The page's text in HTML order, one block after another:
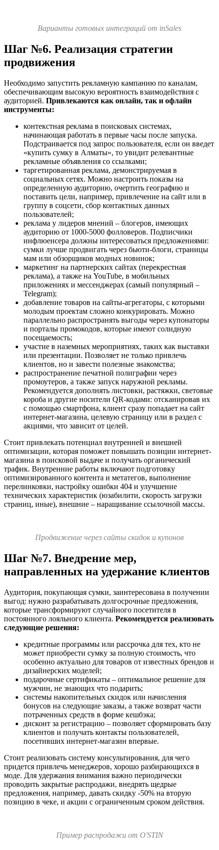
Варианты готовых интеграций от inSales
Шаг №6. Реализация стратегии
продвижения
Необходимо запустить рекламную кампанию по каналам,
обеспечивающим высокую вероятность взаимодействия с
аудиторией. Привлекаются как онлайн, так и офлайн
инструменты:
контекстная реклама в поисковых системах,
начинающая работать в первые часы после запуска.
Подстраивается под запрос пользователя, если он введет
«купить сумку в Алматы», то увидит релевантные
рекламные объявления со ссылками;
таргетированная реклама, демонстрируемая в
социальных сетях. Можно настроить показы на
определенную аудиторию, очертить географию и
поставить цели, например, привлечение на сайт или в
группу в соцсети, сбор контактных данных
пользователей;
реклама у лидеров мнений – блогеров, имеющих
аудиторию от 1000-5000 фолловеров. Подписчики
инфлюенсера должны интересоваться предложениями:
сумки лучше продвигать через бьюти-блоги, страницы
мам или обзорщиков модных новинок;
маркетинг на партнерских сайтах (перекрестная
реклама), а также на YouTube, в мобильных
приложениях и мессенджерах (самый популярный –
Telegram);
добавление товаров на сайты-агрегаторы, с которыми
молодым проектам сложно конкурировать. Можно
параллельно распространять выгоды через купонаторы
и порталы промокодов, которые имеют солидную
посещаемость;
участие в наземных мероприятиях, таких как выставки
или презентации. Позволяет не только привлечь
клиентов, но и завести полезные знакомства;
распространение печатной полиграфии через
промоутеров, а также запуск наружной рекламы.
Рекомендуется дополнять листовки, растяжки, световые
короба и другие носители QR-кодами: отсканировав их
с помощью смартфона, клиент сразу попадает на сайт
интернет-магазина, целевую страницу или в раздел с
акциями, что зависит от целей.
Стоит привлекать потенциал внутренней и внешней
оптимизации, которая поможет повышать позиции интернет-
магазина в поисковой выдаче и получать органический
трафик. Внутренние работы включают подготовку
оптимизированного контента и метатегов, выполнение
перелинковки, настройку ошибки 404 и улучшение
технических характеристик (юзабилити, скорость загрузки
страниц, иные), внешние – наращивание ссылочной массы.
Продвижение через сайты скидок и купонов
Шаг №7. Внедрение мер,
направленных на удержание клиентов
Аудитория, покупающая сумки, заинтересована в получении
выгод: нужно разрабатывать долгосрочные предложения,
которые трансформируют случайного посетителя в
постоянного лояльного клиента. Рекомендуется реализовать
следующие решения:
кредитные программы или рассрочка для тех, кто не
может приобрести сумку за полную стоимость, что
особенно актуально для товаров от известных брендов и
дизайнерских моделей;
подарочные сертификаты – оптимальное решение для
мужчин, не знающих что подарить;
системы накопительных скидок или начисления
бонусов на следующие заказы, а также возврат части
потраченных средств в форме кешбэка;
дисконт за регистрацию – позволяет сформировать базу
клиентов и получать контакты пользователей,
посетивших интернет-магазин впервые.
Стоит реализовать систему консультирования, для чего
придется привлечь менеджеров, хорошо разбирающихся в
моде. Для удержания внимания важно периодически
проводить закрытые распродажи, внедрять щедрые
предложения, например, давать скидку -50% на вторую
позицию в чеке, и акции с ограниченным сроком действия.
Пример распродажи от O'STIN